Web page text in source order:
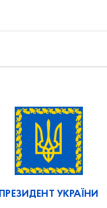
ПРЕЗИДЕНТ УКРАЇНИ